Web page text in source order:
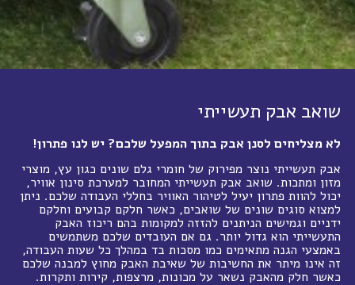
שואב אבק תעשייתי
לא מצליחים לסנן אבק בתוך המפעל שלכם? יש לנו פתרון!
אבק תעשייתי נוצר מפירוק של חומרי גלם שונים כגון עץ, מוצרי
מזון ומתכות. שואב אבק תעשייתי המחובר למערכת סינון אוויר,
יכול להוות פתרון יעיל לטיהור האוויר בחללי העבודה שלכם. ניתן
למצוא סוגים שונים של שואבים, כאשר חלקם קבועים וחלקם
ידניים וגמישים הניתנים להזזה למקומות בהם ריכוז האבק
התעשייתי הוא גדול יותר. גם אם העובדים שלכם משתמשים
באמצעי הגנה מתאימים כמו מסכות בד במהלך כל שעות העבודה,
זה אינו מיתר את החשיבות של שאיבת האבק מחוץ למבנה שלכם
כאשר חלק מהאבק נשאר על מכונות, מרצפות, קירות ותקרות.